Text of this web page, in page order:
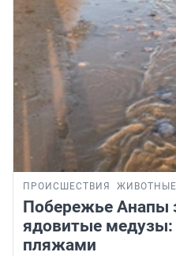
ПРОИСШЕСТВИЯ ЖИВОТНЫЕ
Побережье Анапы
ядовитые медузы:
пляжами